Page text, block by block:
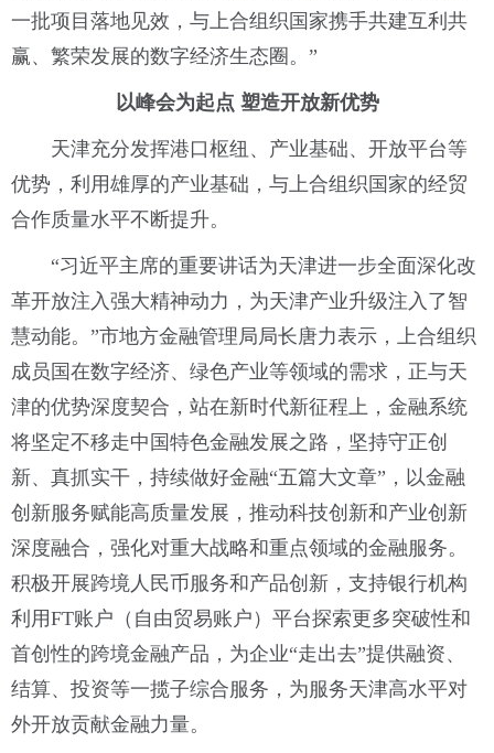
一批项目落地见效，与上合组织国家携手共建互利共
赢、繁荣发展的数字经济生态圈。”
以峰会为起点 塑造开放新优势
天津充分发挥港口枢纽、产业基础、开放平台等
优势，利用雄厚的产业基础，与上合组织国家的经贸
合作质量水平不断提升。
“习近平主席的重要讲话为天津进一步全面深化改
革开放注入强大精神动力，为天津产业升级注入了智
慧动能。”市地方金融管理局局长唐力表示，上合组织
成员国在数字经济、绿色产业等领域的需求，正与天
津的优势深度契合，站在新时代新征程上，金融系统
将坚定不移走中国特色金融发展之路，坚持守正创
新、真抓实干，持续做好金融“五篇大文章”，以金融
创新服务赋能高质量发展，推动科技创新和产业创新
深度融合，强化对重大战略和重点领域的金融服务。
积极开展跨境人民币服务和产品创新，支持银行机构
利用FT账户（自由贸易账户）平台探索更多突破性和
首创性的跨境金融产品，为企业“走出去”提供融资、
结算、投资等一揽子综合服务，为服务天津高水平对
外开放贡献金融力量。